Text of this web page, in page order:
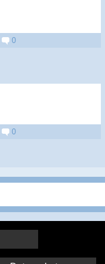
0
0